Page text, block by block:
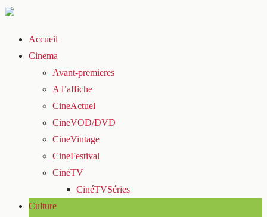
Accueil
Cinema
Avant-premieres
A l’affiche
CineActuel
CineVOD/DVD
CineVintage
CineFestival
CinéTV
CinéTVSéries
Culture